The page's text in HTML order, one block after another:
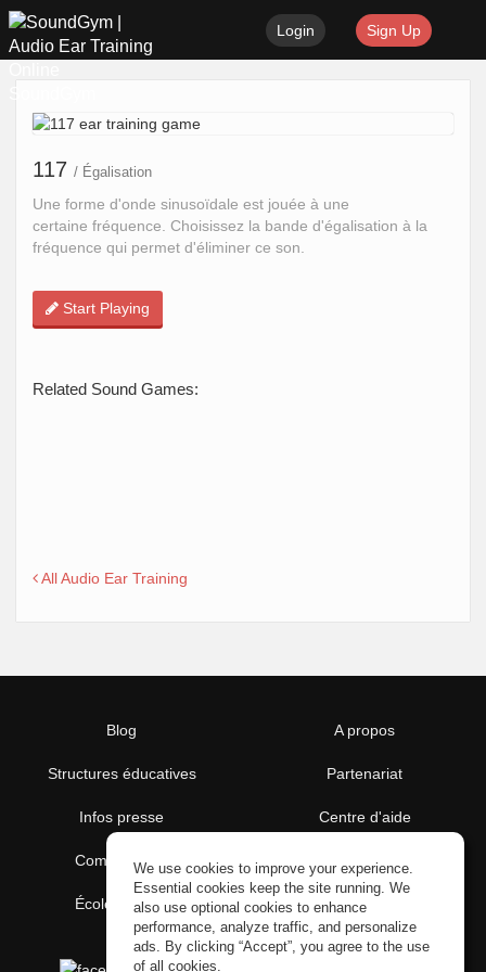
Login Sign Up
117 / Égalisation
Une forme d'onde sinusoïdale est jouée à une
certaine fréquence. Choisissez la bande d'égalisation à la
fréquence qui permet d'éliminer ce son.
Start Playing
Related Sound Games:
All Audio Ear Training
Blog
Structures éducatives
Infos presse
Communauté
École gratuite
A propos
Partenariat
Centre d'aide
Conditions d'utilisation
Politique de confidentialité
We use cookies to improve your experience.
Essential cookies keep the site running. We
also use optional cookies to enhance
performance, analyze traffic, and personalize
ads. By clicking “Accept”, you agree to the use
of all cookies.